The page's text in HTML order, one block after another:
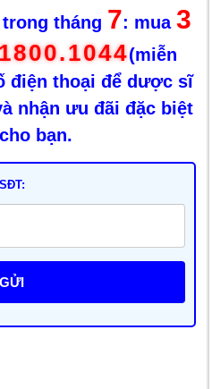
tháng 7: mua 3
1800.1044(miễn
điện thoại để dược sĩ
nhận ưu đãi đặc biệt
bạn.
SĐT:
GỬI